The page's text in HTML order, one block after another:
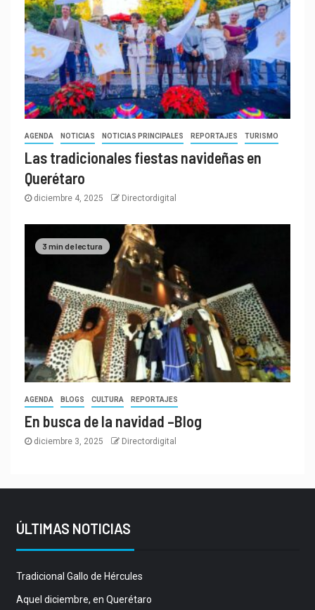
AGENDA NOTICIAS NOTICIAS PRINCIPALES REPORTAJES TURISMO
Las tradicionales fiestas navideñas en
Querétaro
diciembre 4, 2025 Directordigital
3 min de lectura
AGENDA BLOGS CULTURA REPORTAJES
En busca de la navidad –Blog
diciembre 3, 2025 Directordigital
ÚLTIMAS NOTICIAS
Tradicional Gallo de Hércules
Aquel diciembre, en Querétaro